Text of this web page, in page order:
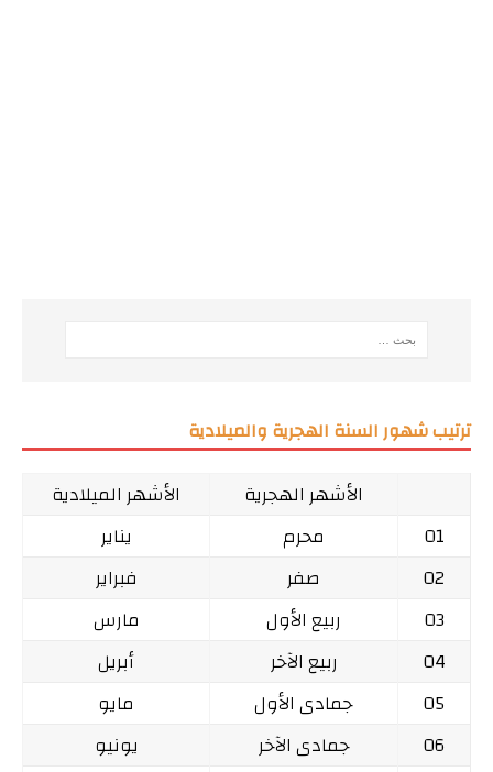
ترتيب شهور السنة الهجرية والميلادية
الأشهر الهجرية
الأشهر الميلادية
01
محرم
يناير
02
صفر
فبراير
03
ربيع الأول
مارس
04
ربيع الآخر
أبريل
05
جمادى الأول
مايو
06
جمادى الآخر
يونيو